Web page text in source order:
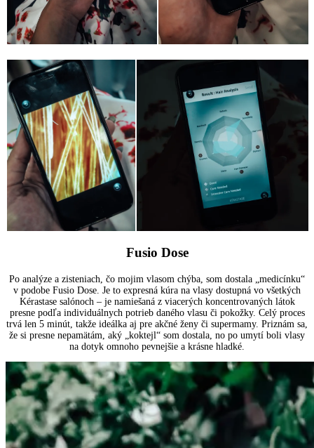
Fusio Dose
Po analýze a zisteniach, čo mojim vlasom chýba, som dostala „medicínku“
v podobe Fusio Dose. Je to expresná kúra na vlasy dostupná vo všetkých
Kérastase salónoch – je namiešaná z viacerých koncentrovaných látok
presne podľa individuálnych potrieb daného vlasu či pokožky. Celý proces
trvá len 5 minút, takže ideálka aj pre akčné ženy či supermamy. Priznám sa,
že si presne nepamätám, aký „koktejl“ som dostala, no po umytí boli vlasy
na dotyk omnoho pevnejšie a krásne hladké.